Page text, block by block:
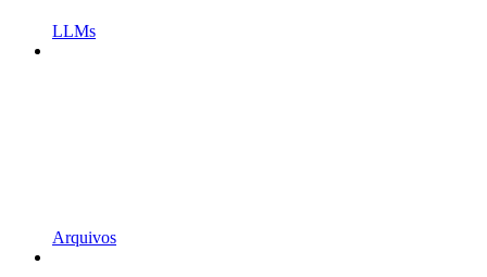
LLMs
Arquivos